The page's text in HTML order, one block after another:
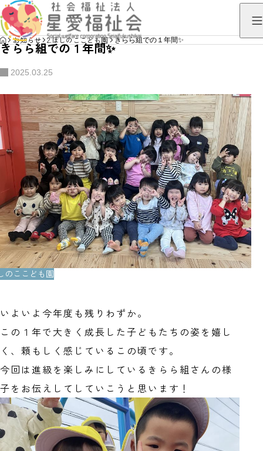
HOME
お知らせ 2.ほしのここども園 きらら組での１年間✨
きらら組での１年間✨
2025.03.25
のここども園
いよいよ今年度も残りわずか。
この１年で大きく成長した子どもたちの姿を嬉し
く、頼もしく感じているこの頃です。
今回は進級を楽しみにしているきらら組さんの様
子をお伝えしてしていこうと思います！